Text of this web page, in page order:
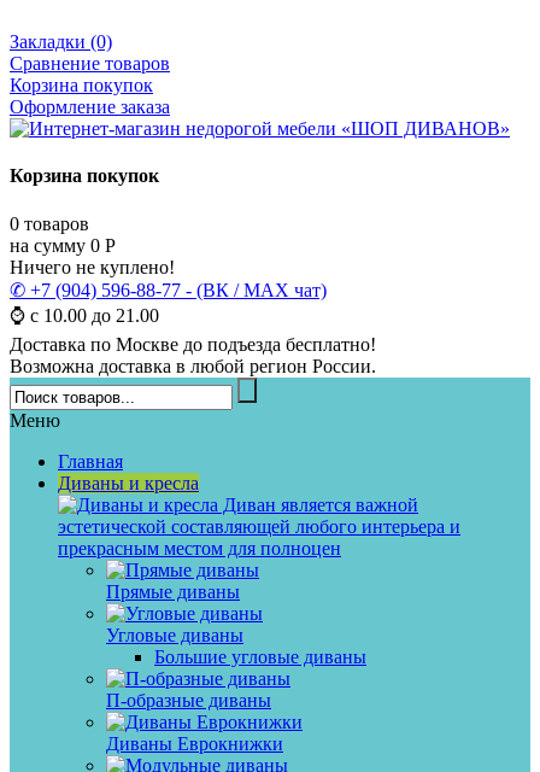
Закладки (0)
Сравнение товаров
Корзина покупок
Оформление заказа
Корзина покупок
0 товаров
на сумму 0 Р
Ничего не куплено!
✆ +7 (904) 596-88-77 - (ВК / MAX чат)
⌚ с 10.00 до 21.00
Доставка по Москве до подъезда бесплатно!
Возможна доставка в любой регион России.
Меню
Главная
Диваны и кресла
Диван является важной
эстетической составляющей любого интерьера и
прекрасным местом для полноцен
Прямые диваны
Угловые диваны
Большие угловые диваны
П-образные диваны
Диваны Еврокнижки